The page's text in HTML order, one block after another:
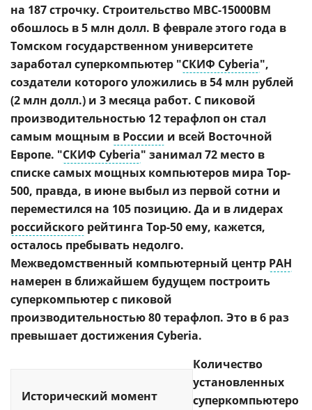
на 187 строчку. Строительство МВС-15000ВМ
обошлось в 5 млн долл. В феврале этого года в
Томском государственном университете
заработал суперкомпьютер "СКИФ Cyberia",
создатели которого уложились в 54 млн рублей
(2 млн долл.) и 3 месяца работ. С пиковой
производительностью 12 терафлоп он стал
самым мощным в России и всей Восточной
Европе. "СКИФ Cyberia" занимал 72 место в
списке самых мощных компьютеров мира Top-
500, правда, в июне выбыл из первой сотни и
переместился на 105 позицию. Да и в лидерах
российского рейтинга Top-50 ему, кажется,
осталось пребывать недолго.
Межведомственный компьютерный центр РАН
намерен в ближайшем будущем построить
суперкомпьютер с пиковой
производительностью 80 терафлоп. Это в 6 раз
превышает достижения Cyberia.
Исторический момент
Количество
установленных
суперкомпьютеро